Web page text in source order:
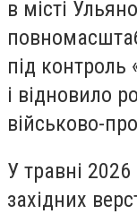
в місті
під контроль
і відновило
військово-
У травні
західних